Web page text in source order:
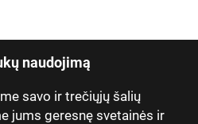
naudojimą
savo ir trečiųjų šalių
jums geresnę svetainės ir